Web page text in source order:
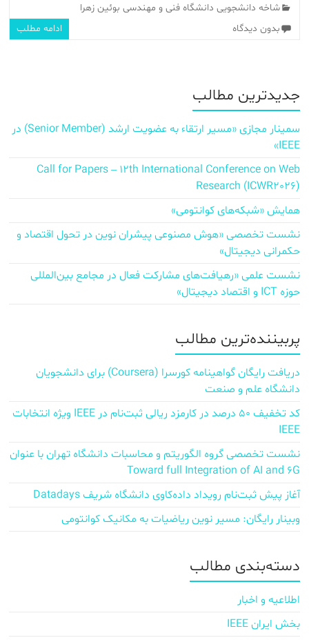
شاخه دانشجویی دانشگاه فنی و مهندسی بوئین زهرا
بدون دیدگاه
ادامه مطلب
جدیدترین مطالب
سمینار مجازی «مسیر ارتقاء به عضویت ارشد (Senior Member) در
IEEE»
Call for Papers – 12th International Conference on Web
Research (ICWR2026)
همایش «شبکه‌های کوانتومی»
نشست تخصصی «هوش مصنوعی پیشران نوین در تحول اقتصاد و
حکمرانی دیجیتال»
نشست علمی «رهیافت‌های مشارکت فعال در مجامع بین‌المللی
حوزه ICT و اقتصاد دیجیتال»
پربیننده‌ترین مطالب
دریافت رایگان گواهینامه کورسرا (Coursera) برای دانشجویان
دانشگاه علم و صنعت
کد تخفیف ۵۰ درصد در کارمزد ریالی ثبت‌نام در IEEE ویژه انتخابات
IEEE
نشست تخصصی گروه الگوریتم و محاسبات دانشگاه تهران با عنوان
Toward full Integration of AI and 6G
آغاز پیش‌ ثبت‌نام رویداد داده‌کاوی دانشگاه شریف Datadays
وبینار رایگان: مسیر نوین ریاضیات به مکانیک کوانتومی
دسته‌بندی مطالب
اطلاعیه و اخبار
بخش ایران IEEE